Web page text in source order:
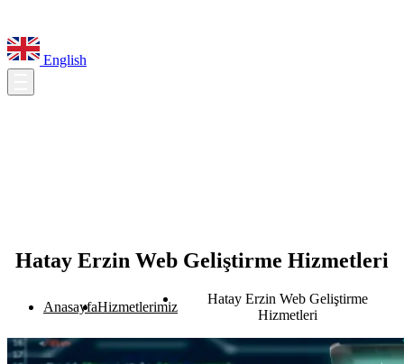
English
Hatay Erzin Web Geliştirme Hizmetleri
AnasayfaHizmetlerimiz
Hatay Erzin Web Geliştirme
Hizmetleri